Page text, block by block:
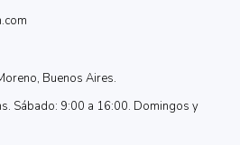
Buenos Aires.
Sábado: 9:00 a 16:00. Domingos y